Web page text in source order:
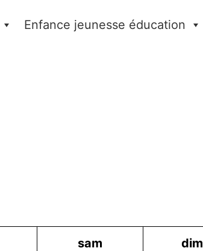
Enfance jeunesse éducation
sam dim